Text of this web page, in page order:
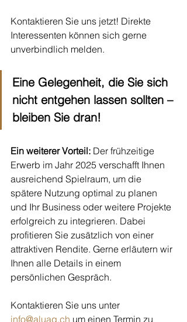
Kontaktieren Sie uns jetzt! Direkte
Interessenten können sich gerne
unverbindlich melden.
Eine Gelegenheit, die Sie sich
nicht entgehen lassen sollten –
bleiben Sie dran!
Ein weiterer Vorteil: Der frühzeitige
Erwerb im Jahr 2025 verschafft Ihnen
ausreichend Spielraum, um die
spätere Nutzung optimal zu planen
und Ihr Business oder weitere Projekte
erfolgreich zu integrieren. Dabei
profitieren Sie zusätzlich von einer
attraktiven Rendite. Gerne erläutern wir
Ihnen alle Details in einem
persönlichen Gespräch.
Kontaktieren Sie uns unter
info@aluag.ch um einen Termin zu